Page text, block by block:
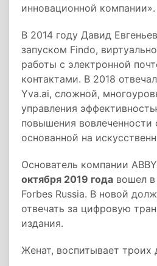
инновационной компании».
В 2014 году Давид
запуском Findo,
работы с электронной
контактами. В 2018
Yva.ai, сложной,
управления
повышения вовлеченности
основанной на
Основатель компании
октября 2019 года вошел
Forbes Russia. В новой
отвечать за цифровую
издания.
Женат, воспитывает троих